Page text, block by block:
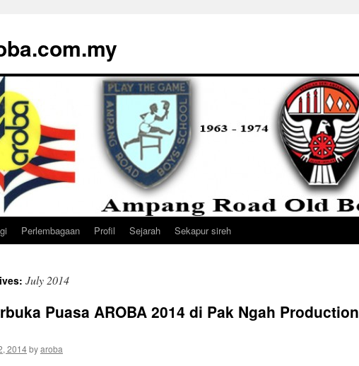
Perlembagaan Profil Sejarah Sekapur sireh
July 2014
Puasa AROBA 2014 di Pak Ngah Production
2014byaroba